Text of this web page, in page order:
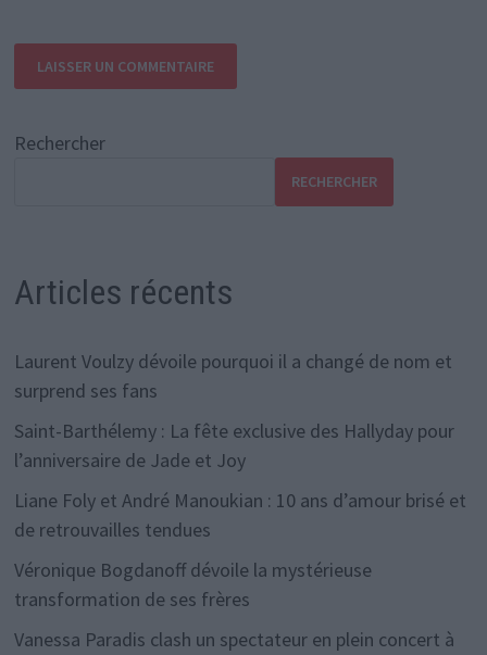
Rechercher
RECHERCHER
Articles récents
Laurent Voulzy dévoile pourquoi il a changé de nom et
surprend ses fans
Saint-Barthélemy : La fête exclusive des Hallyday pour
l’anniversaire de Jade et Joy
Liane Foly et André Manoukian : 10 ans d’amour brisé et
de retrouvailles tendues
Véronique Bogdanoff dévoile la mystérieuse
transformation de ses frères
Vanessa Paradis clash un spectateur en plein concert à